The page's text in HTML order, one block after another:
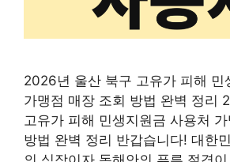
2026년 울산 북구 고유가 피해 민
가맹점 매장 조회 방법 완벽 정리
고유가 피해 민생지원금 사용처
방법 완벽 정리 반갑습니다! 대한